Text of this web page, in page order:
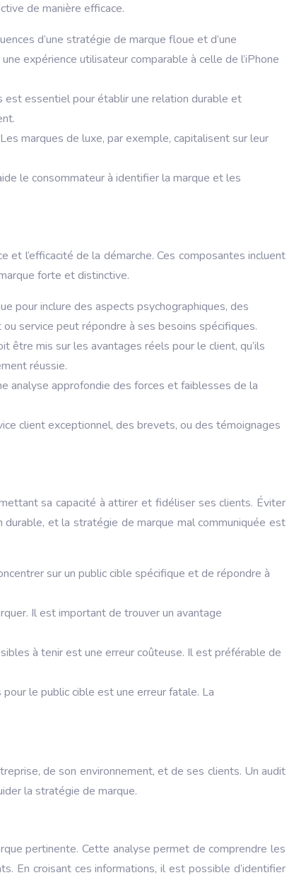
de manière efficace.
d’une stratégie de marque floue et d’une
expérience utilisateur comparable à celle de l’iPhone
essentiel pour établir une relation durable et
marques de luxe, par exemple, capitalisent sur leur
le consommateur à identifier la marque et les
l’efficacité de la démarche. Ces composantes incluent
forte et distinctive.
pour inclure des aspects psychographiques, des
service peut répondre à ses besoins spécifiques.
être mis sur les avantages réels pour le client, qu’ils
réussie.
analyse approfondie des forces et faiblesses de la
client exceptionnel, des brevets, ou des témoignages
sa capacité à attirer et fidéliser ses clients. Éviter
et la stratégie de marque mal communiquée est
sur un public cible spécifique et de répondre à
Il est important de trouver un avantage
à tenir est une erreur coûteuse. Il est préférable de
le public cible est une erreur fatale. La
de son environnement, et de ses clients. Un audit
la stratégie de marque.
pertinente. Cette analyse permet de comprendre les
En croisant ces informations, il est possible d’identifier